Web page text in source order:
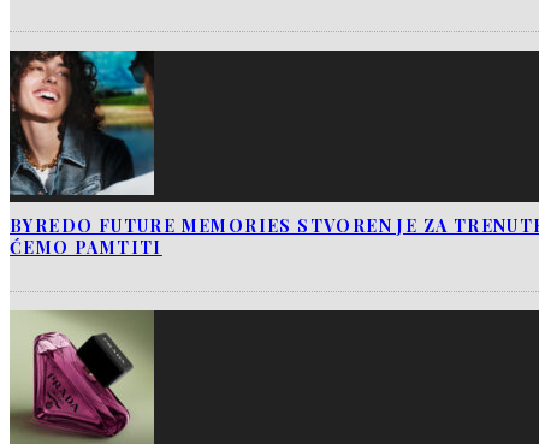
BYREDO FUTURE MEMORIES STVOREN JE ZA
ĆEMO PAMTITI